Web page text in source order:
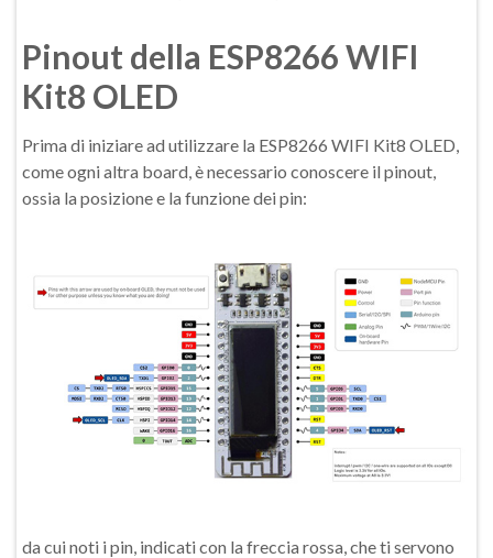
Pinout della ESP8266 WIFI
Kit8 OLED
Prima di iniziare ad utilizzare la ESP8266 WIFI Kit8 OLED,
come ogni altra board, è necessario conoscere il pinout,
ossia la posizione e la funzione dei pin:
da cui noti i pin, indicati con la freccia rossa, che ti servono